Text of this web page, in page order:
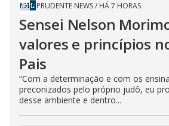
PRUDENTE NEWS/ HÁ 7 HORAS
Sensei Nelson
valores e princípios
Pais
“Com a determinação e com os
preconizados pelo próprio judô, eu
desse ambiente e dentro...